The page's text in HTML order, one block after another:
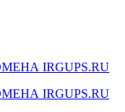
IRGUPS.RU
IRGUPS.RU